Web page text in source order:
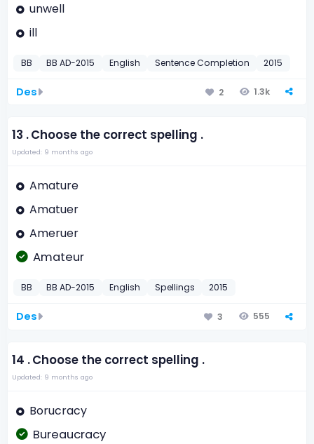
unwell
ill
BB BB AD-2015 English Sentence Completion 2015
Des 2 1.3k
13 .Choose the correct spelling .
Updated: 9 months ago
Amature
Amatuer
Ameruer
Amateur
BB BB AD-2015 English Spellings 2015
Des 3 555
14 .Choose the correct spelling .
Updated: 9 months ago
Borucracy
Bureaucracy